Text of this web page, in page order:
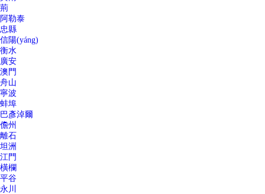
荊
阿勒泰
忠縣
信陽(yáng)
衡水
廣安
澳門
舟山
寧波
蚌埠
巴彥淖爾
儋州
離石
坦洲
江門
橫欄
平谷
永川